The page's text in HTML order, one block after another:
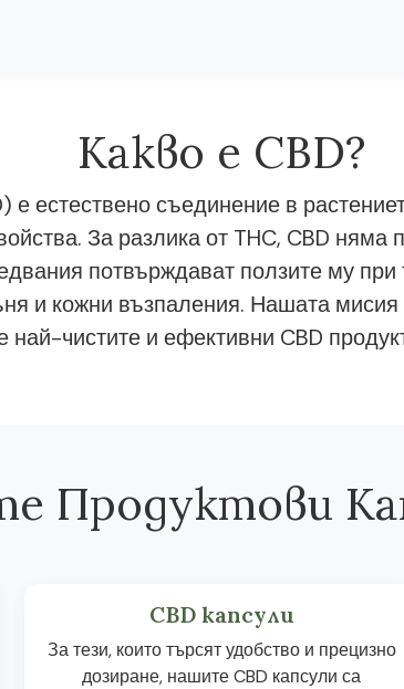
Какво е CBD?
е естествено съединение в
За разлика от THC, CBD няма
потвърждават ползите му при
и кожни възпаления. Нашата
най-чистите и ефективни CBD
Продуктови
CBD капсули
За тези, които търсят удобство и прецизно
дозиране, нашите CBD капсули са